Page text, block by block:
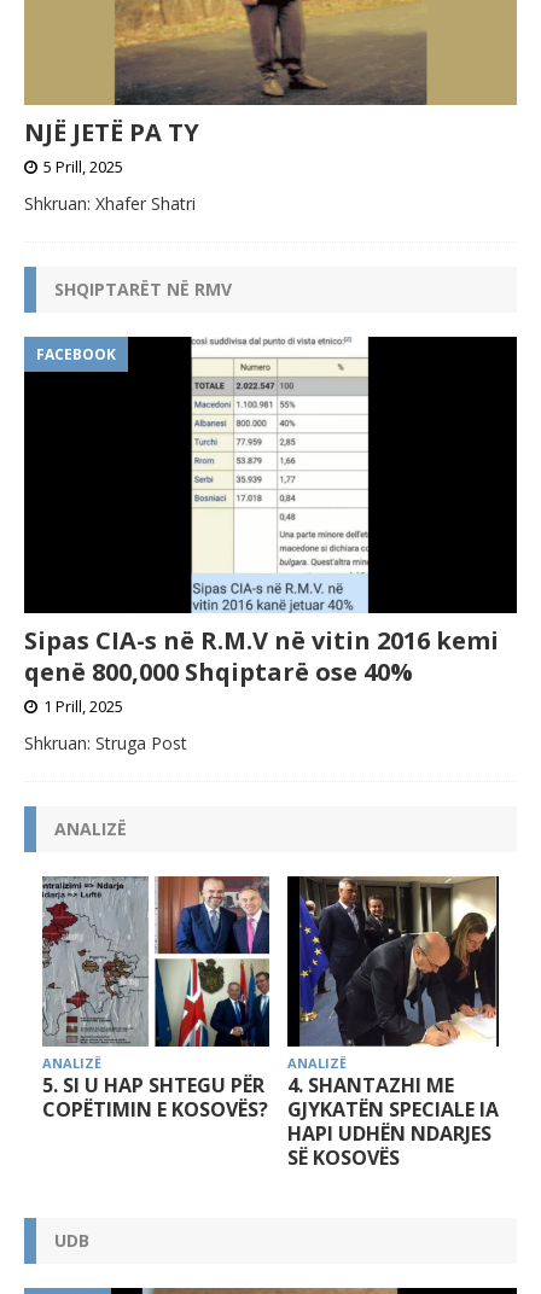
NJË JETË PA TY
5 Prill, 2025
Shkruan: Xhafer Shatri
SHQIPTARËT NË RMV
FACEBOOK
Sipas CIA-s në R.M.V në vitin 2016 kemi
qenë 800,000 Shqiptarë ose 40%
1 Prill, 2025
Shkruan: Struga Post
ANALIZË
ANALIZË
5. SI U HAP SHTEGU PËR
COPËTIMIN E KOSOVËS?
ANALIZË
4. SHANTAZHI ME
GJYKATËN SPECIALE IA
HAPI UDHËN NDARJES
SË KOSOVËS
UDB